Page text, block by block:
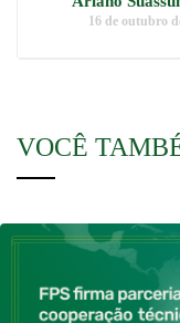
16 de outubro
VOCÊ